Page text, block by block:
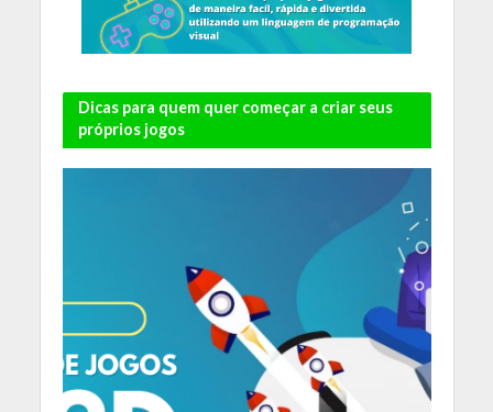
Dicas para quem quer começar a criar seus
próprios jogos